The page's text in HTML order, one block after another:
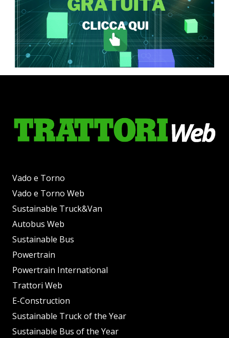
Vado e Torno
Vado e Torno Web
Sustainable Truck&Van
Autobus Web
Sustainable Bus
Powertrain
Powertrain International
Trattori Web
E-Construction
Sustainable Truck of the Year
Sustainable Bus of the Year